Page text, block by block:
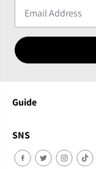
Guide
SNS